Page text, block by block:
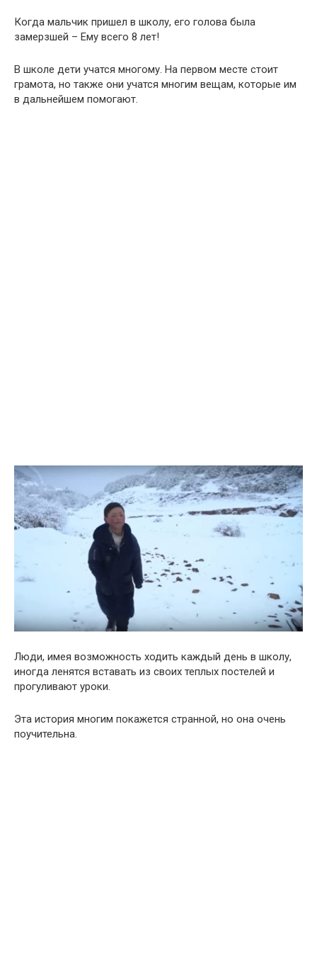
Когда мальчик пришел в школу, его голова была
замерзшей – Ему всего 8 лет!
В школе дети учатся многому. На первом месте стоит
грамота, но также они учатся многим вещам, которые им
в дальнейшем помогают.
Люди, имея возможность ходить каждый день в школу,
иногда ленятся вставать из своих теплых постелей и
прогуливают уроки.
Эта история многим покажется странной, но она очень
поучительна.